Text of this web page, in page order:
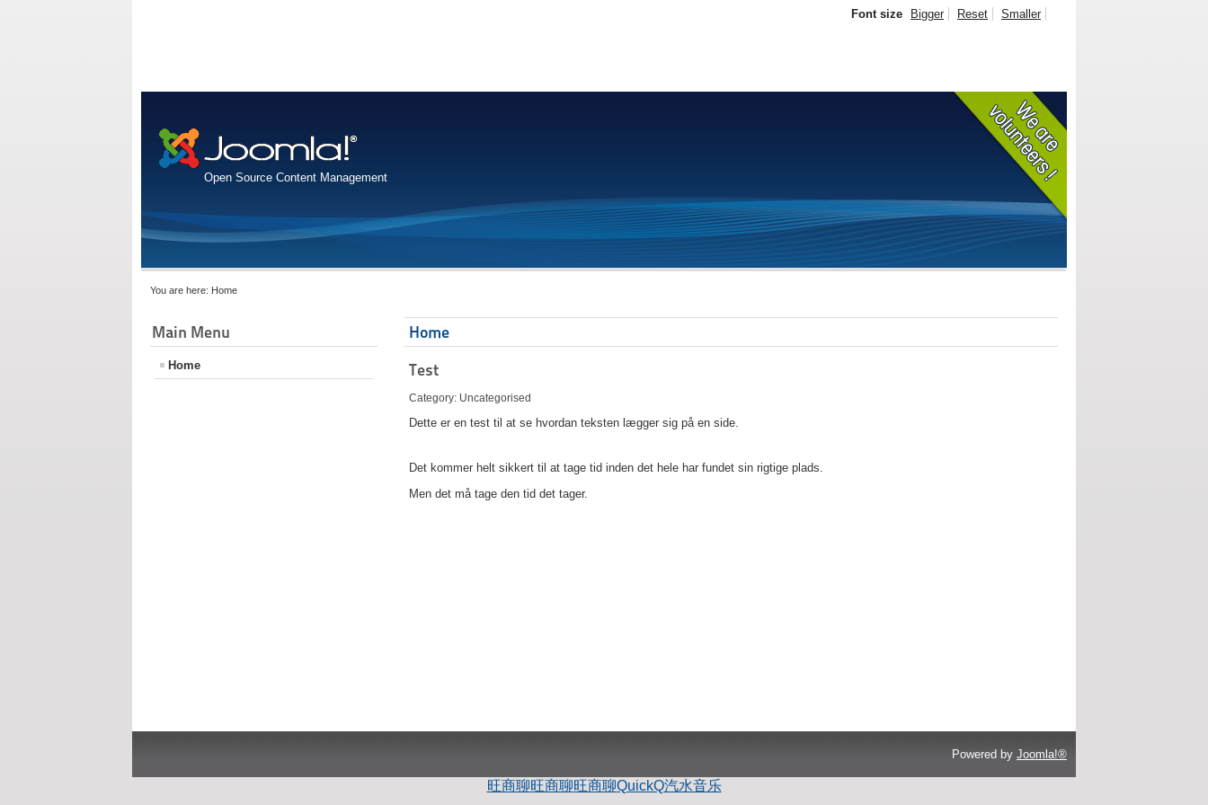
Open Source Content Management
Font size Bigger Reset Smaller
You are here: Home
Main Menu
Home
Home
Test
Category: Uncategorised
Dette er en test til at se hvordan teksten lægger sig på en side.
Det kommer helt sikkert til at tage tid inden det hele har fundet sin rigtige plads.
Men det må tage den tid det tager.
Powered by Joomla!®
旺商聊旺商聊旺商聊QuickQ汽水音乐